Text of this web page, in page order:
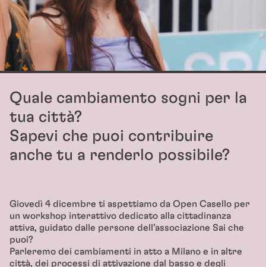
Quale cambiamento sogni per la
tua città?
Sapevi che puoi contribuire
anche tu a renderlo possibile?
Giovedì 4 dicembre ti aspettiamo da Open Casello per
un workshop interattivo dedicato alla cittadinanza
attiva, guidato dalle persone dell’associazione Sai che
puoi?
Parleremo dei cambiamenti in atto a Milano e in altre
città, dei processi di attivazione dal basso e degli